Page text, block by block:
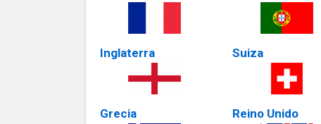
Inglaterra
Grecia
Suiza
Reino Unido